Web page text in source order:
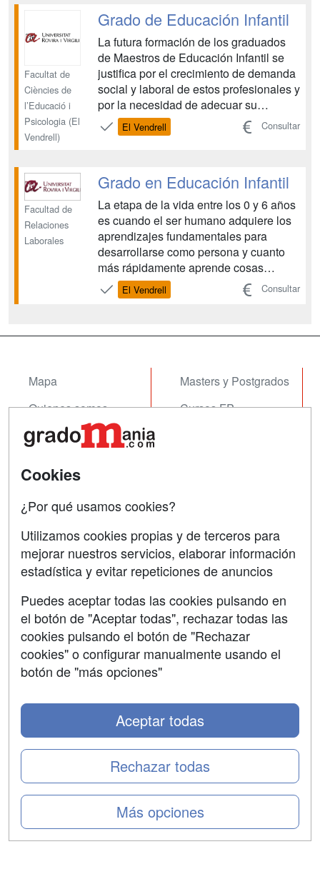
competencias necesarias p...
Facultat de
Ciències de
l’Educació i
Psicologia (El
Vendrell)
Grado de Educación Infantil
La futura formación de los graduados
de Maestros de Educación Infantil se
justifica por el crecimiento de demanda
social y laboral de estos profesionales y
por la necesidad de adecuar su
formación a las nuevas exigencias
sociales. Por eso, el nuevo grado de
competencias necesarias p...
El Vendrell Consultar
Facultad de
Relaciones
Laborales
Grado en Educación Infantil
La etapa de la vida entre los 0 y 6 años
es cuando el ser humano adquiere los
aprendizajes fundamentales para
desarrollarse como persona y cuanto
más rápidamente aprende cosas
nuevas. La impartición del grado de
Educación Infantil se justifica por la
El Vendrell Consultar
Mapa
Quienes somos
Tarifas publicidad
Masters y Postgrados
Cursos FP
Contactar
Confidencialidad
Copyleft
SÍGUENOS EN:
Cookies
¿Por qué usamos cookies?
Utilizamos cookies propias y de terceros para
mejorar nuestros servicios, elaborar información
estadística y evitar repeticiones de anuncios
Puedes aceptar todas las cookies pulsando en
el botón de "Aceptar todas", rechazar todas las
cookies pulsando el botón de "Rechazar
cookies" o configurar manualmente usando el
botón de "más opciones"
Más opciones
Rechazar todas
Aceptar todas